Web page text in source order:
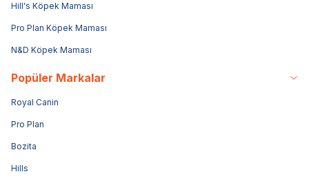
Hill's Köpek Maması
Pro Plan Köpek Maması
N&D Köpek Maması
Popüler Markalar
Royal Canin
Pro Plan
Bozita
Hills